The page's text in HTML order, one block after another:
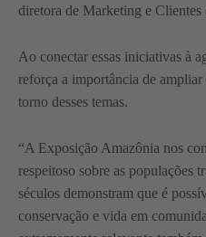
diretora de Marketing e Clientes
Ao conectar essas iniciativas à
reforça a importância de
torno desses temas.
“A Exposição Amazônia nos
respeitoso sobre as populações
séculos demonstram que é
conservação e vida em